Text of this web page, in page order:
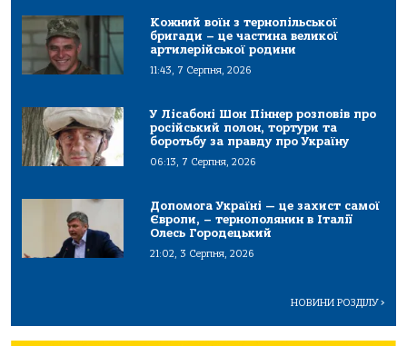
Кожний воїн з тернопільської
бригади – це частина великої
артилерійської родини
11:43, 7 Серпня, 2026
У Лісабоні Шон Піннер розповів про
російський полон, тортури та
боротьбу за правду про Україну
06:13, 7 Серпня, 2026
Допомога Україні — це захист самої
Європи, – тернополянин в Італії
Олесь Городецький
21:02, 3 Серпня, 2026
НОВИНИ РОЗДІЛУ>